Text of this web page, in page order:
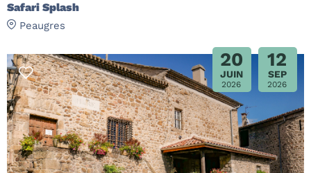
Safari Splash
Peaugres
20
JUIN
2026
12
SEP
2026